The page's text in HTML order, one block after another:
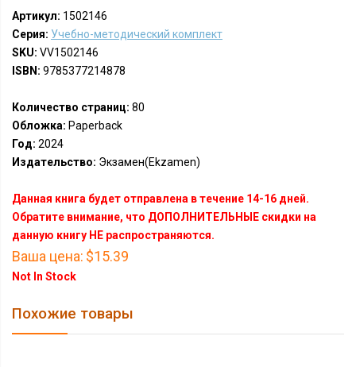
Артикул: 1502146
Серия: Учебно-методический комплект
SKU: VV1502146
ISBN: 9785377214878
Количество страниц: 80
Обложка: Paperback
Год: 2024
Издательство: Экзамен(Ekzamen)
Данная книга будет отправлена в течение 14-16 дней.
Обратите внимание, что ДОПОЛНИТЕЛЬНЫЕ скидки на
данную книгу НЕ распространяются.
Ваша цена: $15.39
Not In Stock
Похожие товары